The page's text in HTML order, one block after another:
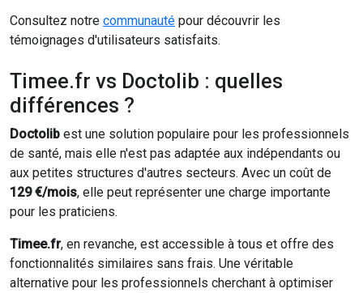
Consultez notre communauté pour découvrir les
témoignages d'utilisateurs satisfaits.
Timee.fr vs Doctolib : quelles
différences ?
Doctolib est une solution populaire pour les professionnels
de santé, mais elle n'est pas adaptée aux indépendants ou
aux petites structures d'autres secteurs. Avec un coût de
129 €/mois, elle peut représenter une charge importante
pour les praticiens.
Timee.fr, en revanche, est accessible à tous et offre des
fonctionnalités similaires sans frais. Une véritable
alternative pour les professionnels cherchant à optimiser